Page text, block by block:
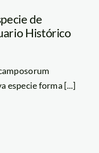
de
Histórico
especie forma [...]